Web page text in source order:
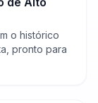
o histórico
pronto para